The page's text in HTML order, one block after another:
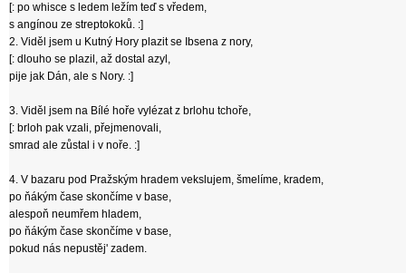
[: po whisce s ledem ležím teď s vředem,
s angínou ze streptokoků. :]
2. Viděl jsem u Kutný Hory plazit se Ibsena z nory,
[: dlouho se plazil, až dostal azyl,
pije jak Dán, ale s Nory. :]
3. Viděl jsem na Bílé hoře vylézat z brlohu tchoře,
[: brloh pak vzali, přejmenovali,
smrad ale zůstal i v noře. :]
4. V bazaru pod Pražským hradem vekslujem, šmelíme, kradem,
po ňákým čase skončíme v base,
alespoň neumřem hladem,
po ňákým čase skončíme v base,
pokud nás nepustěj' zadem.